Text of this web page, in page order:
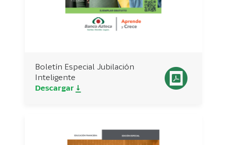
Boletín Especial Jubilación
Inteligente
Descargar